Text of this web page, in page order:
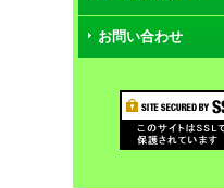
お問い合わせ